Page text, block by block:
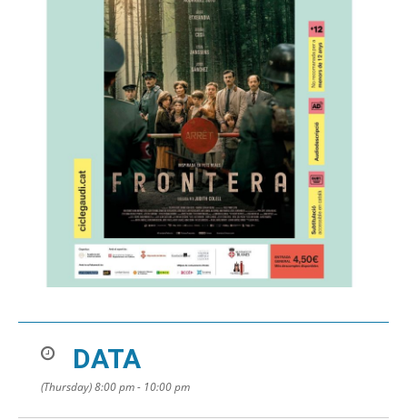
DATA
(Thursday) 8:00 pm - 10:00 pm